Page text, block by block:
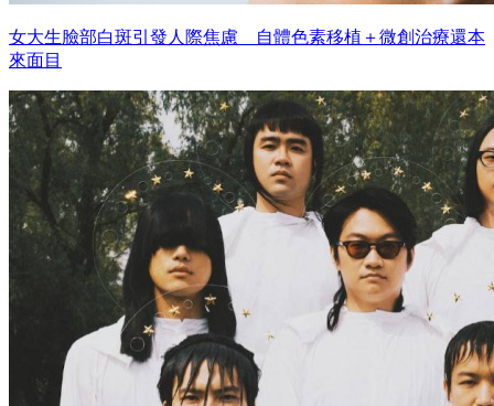
女大生臉部白斑引發人際焦慮 自體色素移植＋微創治療還本
來面目